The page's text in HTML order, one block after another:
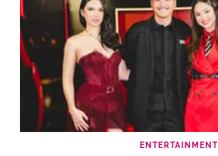
ENTERTAINMENT